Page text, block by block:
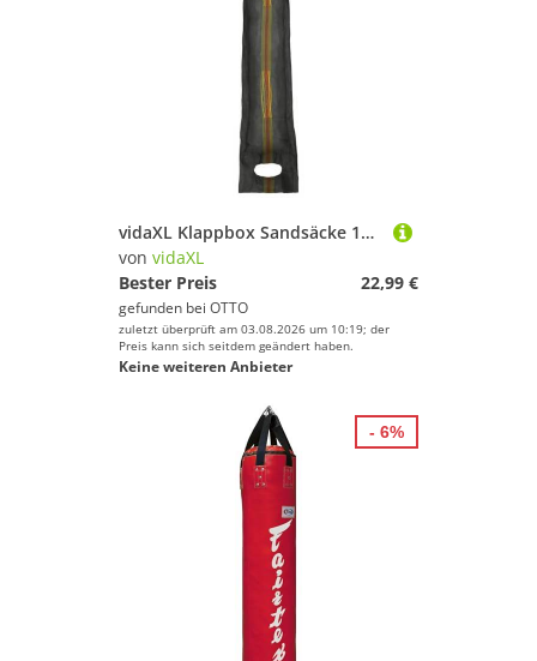
vidaXL Klappbox Sandsäcke 10 Stk. Dunkelgrün 103 x 25 cm HDPE
von vidaXL
Bester Preis
22,99 €
gefunden bei OTTO
zuletzt überprüft am 03.08.2026 um 10:19; der
Preis kann sich seitdem geändert haben.
Keine weiteren Anbieter
- 6%